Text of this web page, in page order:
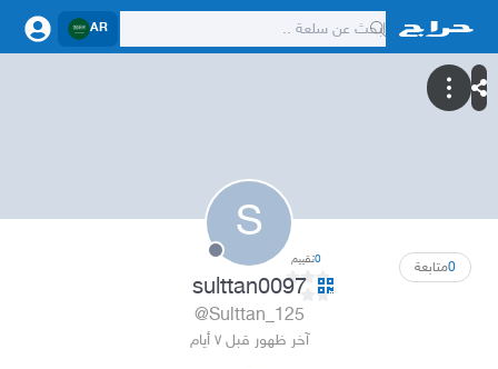
AR
S
0متابعة 0تقييم
sulttan0097
@Sulttan_125
آخر ظهور قبل ٧ أيام